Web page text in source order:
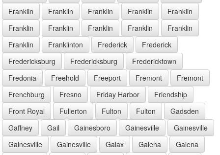
Franklin
Franklin Franklin Franklin
Franklin
Franklin
Franklin Franklin Franklin
Franklin
Franklin
Franklinton Frederick
Frederick
Fredericksburg
Fredericksburg
Fredericktown
Fredonia
Freehold Freeport Fremont
Fremont
Frenchburg
Fresno Friday Harbor
Friendship
Front Royal
Fullerton Fulton Fulton
Gadsden
Gaffney
Gail Gainesboro Gainesville
Gainesville
Gainesville
Gainesville Galax Galena
Galena